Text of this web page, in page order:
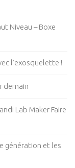
Niveau – Boxe
l’exosquelette !
demain
Lab Maker Faire
génération et les